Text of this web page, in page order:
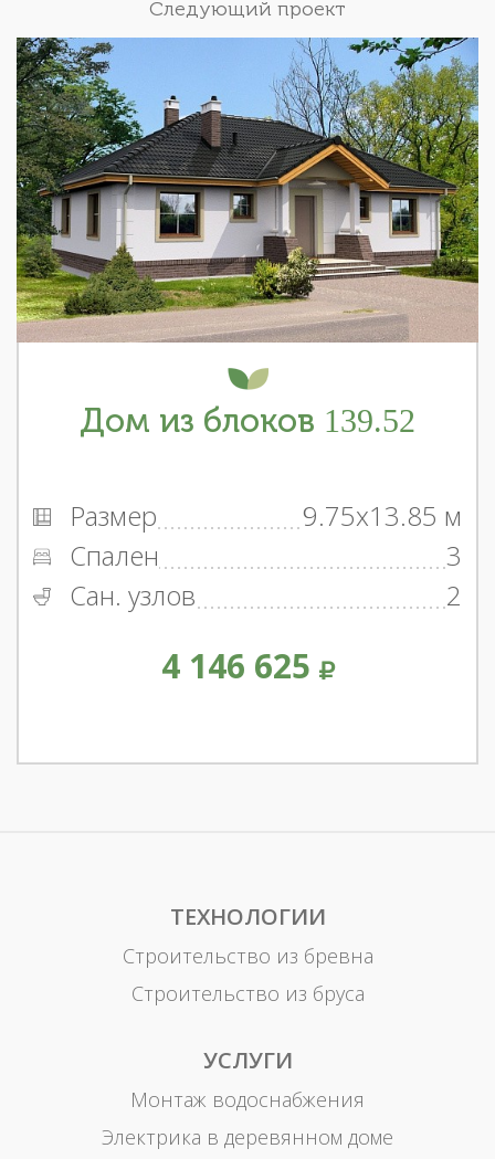
Следующий проект
Дом из блоков 139.52
Размер
9.75x13.85 м
Спален
3
Сан. узлов
2
4 146 625
ТЕХНОЛОГИИ
Строительство из бревна
Строительство из бруса
УСЛУГИ
Монтаж водоснабжения
Электрика в деревянном доме